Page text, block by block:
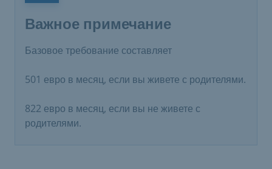
Важное примечание
Базовое требование составляет
501 евро в месяц, если вы живете с родителями.
822 евро в месяц, если вы не живете с
родителями.